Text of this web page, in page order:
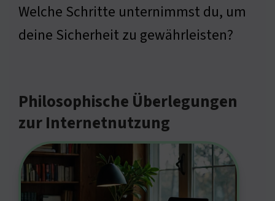
Welche Schritte unternimmst du, um
deine Sicherheit zu gewährleisten?
Philosophische Überlegungen
zur Internetnutzung